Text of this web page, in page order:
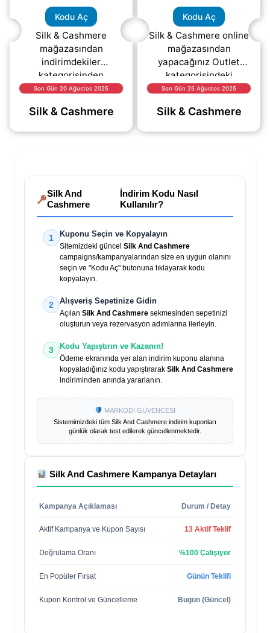
Kodu Aç
Silk & Cashmere
mağazasından
indirimdekiler
kategorisinden
yapacağınız
indirim sağlayan kupon
Son Gün 20 Ağustos 2025
Silk & Cashmere
Kodu Aç
Silk & Cashmere online
mağazasından
yapacağınız Outlet
kategorisindeki
ürünlerde %70 varan
bekliyor..
Son Gün 25 Ağustos 2025
Silk & Cashmere
Silk And
Cashmere
İndirim Kodu Nasıl
Kullanılır?
1 Kuponu Seçin ve Kopyalayın
Sitemizdeki güncel Silk And Cashmere
campaigns/kampanyalarından size en uygun olanını
seçin ve "Kodu Aç" butonuna tıklayarak kodu
kopyalayın.
2 Alışveriş Sepetinize Gidin
Açılan Silk And Cashmere sekmesinden sepetinizi
oluşturun veya rezervasyon adımlarına ilerleyin.
3 Kodu Yapıştırın ve Kazanın!
Ödeme ekranında yer alan indirim kuponu alanına
kopyaladığınız kodu yapıştırarak Silk And Cashmere
indiriminden anında yararlanın.
MARKODİ GÜVENCESİ
Sistemimizdeki tüm Silk And Cashmere indirim kuponları
günlük olarak test edilerek güncellenmektedir.
Silk And Cashmere Kampanya Detayları
Kampanya Açıklaması Durum / Detay
Aktif Kampanya ve Kupon Sayısı 13 Aktif Teklif
Doğrulama Oranı %100 Çalışıyor
En Popüler Fırsat Günün Teklifi
Kupon Kontrol ve Güncelleme Bugün (Güncel)